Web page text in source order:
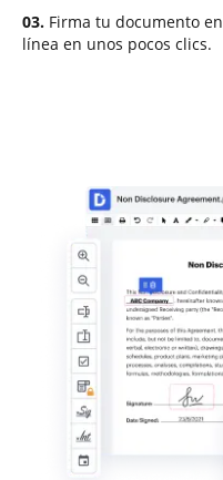
03. Firma tu documento en
línea en unos pocos clics.